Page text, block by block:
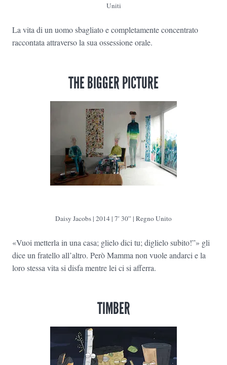
Uniti
La vita di un uomo sbagliato e completamente concentrato
raccontata attraverso la sua ossessione orale.
THE BIGGER PICTURE
Daisy Jacobs | 2014 | 7′ 30” | Regno Unito
«Vuoi metterla in una casa; glielo dici tu; diglielo subito!”» gli
dice un fratello all’altro. Però Mamma non vuole andarci e la
loro stessa vita si disfa mentre lei ci si afferra.
TIMBER